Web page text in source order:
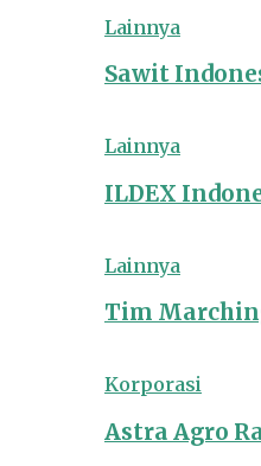
Lainnya
Sawit
Lainnya
ILDEX
Lainnya
Tim
Korporasi
Astra Agro